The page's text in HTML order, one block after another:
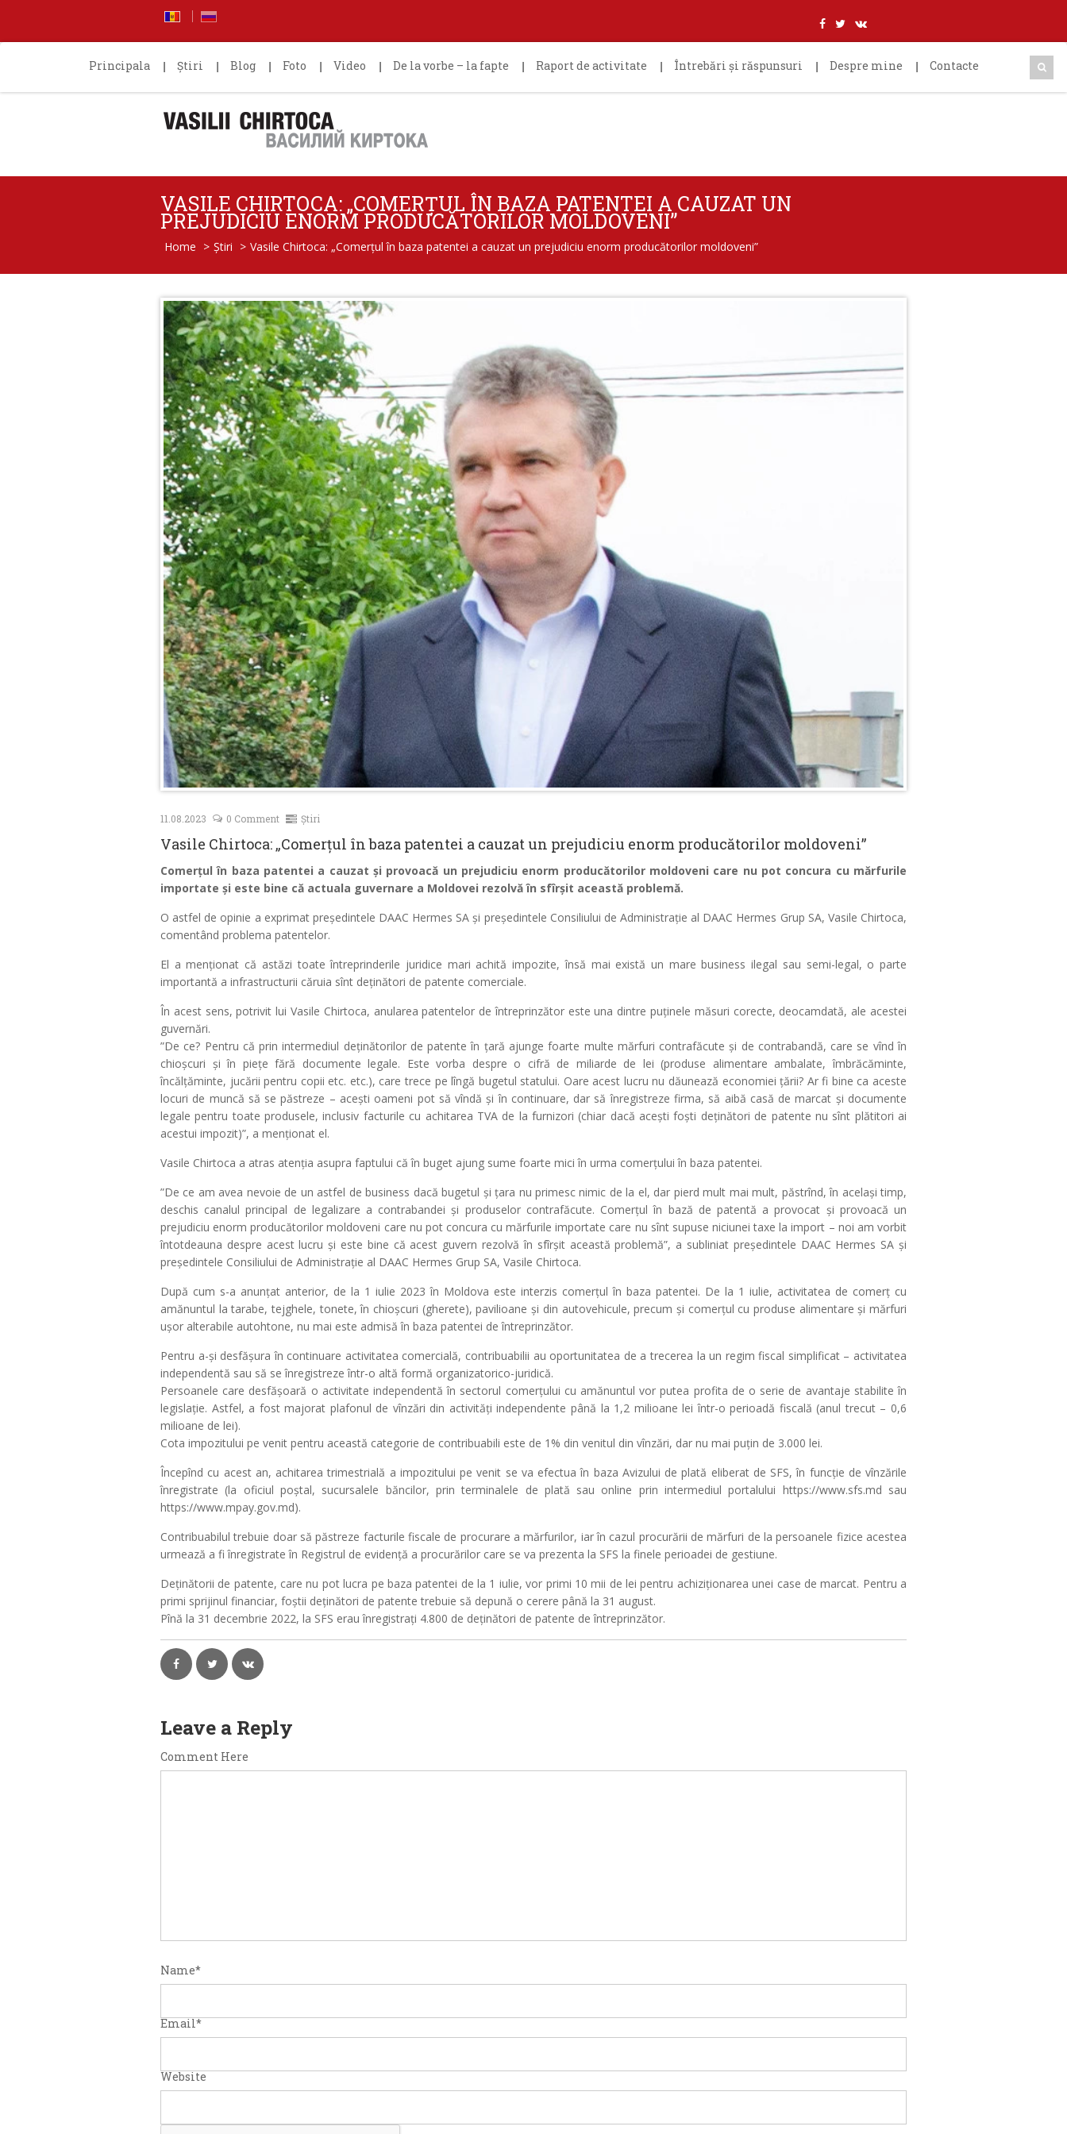
Principala Știri Blog Foto Video De la vorbe – la fapte Raport de activitate Întrebări şi răspunsuri Despre mine Contacte
VASILE CHIRTOCA: „COMERȚUL ÎN BAZA PATENTEI A CAUZAT UN
PREJUDICIU ENORM PRODUCĂTORILOR MOLDOVENI”
Home > Știri > Vasile Chirtoca: „Comerțul în baza patentei a cauzat un prejudiciu enorm producătorilor moldoveni”
11.08.2023 0 Comment Știri
Vasile Chirtoca: „Comerțul în baza patentei a cauzat un prejudiciu enorm producătorilor moldoveni”
Comerțul în baza patentei a cauzat și provoacă un prejudiciu enorm producătorilor moldoveni care nu pot concura cu mărfurile
importate și este bine că actuala guvernare a Moldovei rezolvă în sfîrșit această problemă.
O astfel de opinie a exprimat președintele DAAC Hermes SA și președintele Consiliului de Administrație al DAAC Hermes Grup SA, Vasile Chirtoca,
comentând problema patentelor.
El a menționat că astăzi toate întreprinderile juridice mari achită impozite, însă mai există un mare business ilegal sau semi-legal, o parte
importantă a infrastructurii căruia sînt deținători de patente comerciale.
În acest sens, potrivit lui Vasile Chirtoca, anularea patentelor de întreprinzător este una dintre puținele măsuri corecte, deocamdată, ale acestei
guvernări.
”De ce? Pentru că prin intermediul deținătorilor de patente în țară ajunge foarte multe mărfuri contrafăcute și de contrabandă, care se vînd în
chioșcuri și în piețe fără documente legale. Este vorba despre o cifră de miliarde de lei (produse alimentare ambalate, îmbrăcăminte,
încălțăminte, jucării pentru copii etc. etc.), care trece pe lîngă bugetul statului. Oare acest lucru nu dăunează economiei țării? Ar fi bine ca aceste
locuri de muncă să se păstreze – acești oameni pot să vîndă și în continuare, dar să înregistreze firma, să aibă casă de marcat și documente
legale pentru toate produsele, inclusiv facturile cu achitarea TVA de la furnizori (chiar dacă acești foști deținători de patente nu sînt plătitori ai
acestui impozit)”, a menționat el.
Vasile Chirtoca a atras atenția asupra faptului că în buget ajung sume foarte mici în urma comerțului în baza patentei.
”De ce am avea nevoie de un astfel de business dacă bugetul și țara nu primesc nimic de la el, dar pierd mult mai mult, păstrînd, în același timp,
deschis canalul principal de legalizare a contrabandei și produselor contrafăcute. Comerțul în bază de patentă a provocat și provoacă un
prejudiciu enorm producătorilor moldoveni care nu pot concura cu mărfurile importate care nu sînt supuse niciunei taxe la import – noi am vorbit
întotdeauna despre acest lucru și este bine că acest guvern rezolvă în sfîrșit această problemă”, a subliniat președintele DAAC Hermes SA și
președintele Consiliului de Administrație al DAAC Hermes Grup SA, Vasile Chirtoca.
După cum s-a anunțat anterior, de la 1 iulie 2023 în Moldova este interzis comerțul în baza patentei. De la 1 iulie, activitatea de comerț cu
amănuntul la tarabe, tejghele, tonete, în chioșcuri (gherete), pavilioane și din autovehicule, precum și comerțul cu produse alimentare și mărfuri
ușor alterabile autohtone, nu mai este admisă în baza patentei de întreprinzător.
Pentru a-și desfășura în continuare activitatea comercială, contribuabilii au oportunitatea de a trecerea la un regim fiscal simplificat – activitatea
independentă sau să se înregistreze într-o altă formă organizatorico-juridică.
Persoanele care desfășoară o activitate independentă în sectorul comerțului cu amănuntul vor putea profita de o serie de avantaje stabilite în
legislație. Astfel, a fost majorat plafonul de vînzări din activități independente până la 1,2 milioane lei într-o perioadă fiscală (anul trecut – 0,6
milioane de lei).
Cota impozitului pe venit pentru această categorie de contribuabili este de 1% din venitul din vînzări, dar nu mai puțin de 3.000 lei.
Începînd cu acest an, achitarea trimestrială a impozitului pe venit se va efectua în baza Avizului de plată eliberat de SFS, în funcție de vînzările
înregistrate (la oficiul poștal, sucursalele băncilor, prin terminalele de plată sau online prin intermediul portalului https://www.sfs.md sau
https://www.mpay.gov.md).
Contribuabilul trebuie doar să păstreze facturile fiscale de procurare a mărfurilor, iar în cazul procurării de mărfuri de la persoanele fizice acestea
urmează a fi înregistrate în Registrul de evidență a procurărilor care se va prezenta la SFS la finele perioadei de gestiune.
Deținătorii de patente, care nu pot lucra pe baza patentei de la 1 iulie, vor primi 10 mii de lei pentru achiziționarea unei case de marcat. Pentru a
primi sprijinul financiar, foștii deținători de patente trebuie să depună o cerere până la 31 august.
Pînă la 31 decembrie 2022, la SFS erau înregistrați 4.800 de deținători de patente de întreprinzător.
Leave a Reply
Comment Here
Name*
Email*
Website